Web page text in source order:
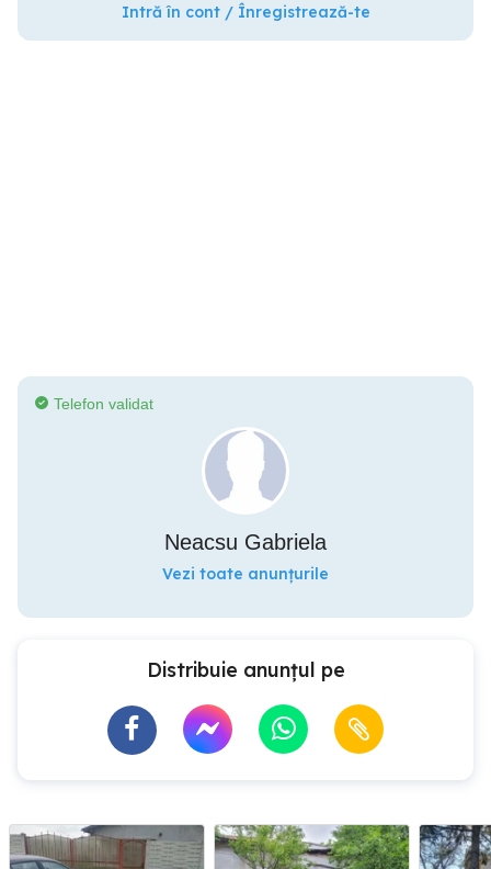
Intră în cont / Înregistrează-te
Telefon validat
Neacsu Gabriela
Vezi toate anunțurile
Distribuie anunțul pe